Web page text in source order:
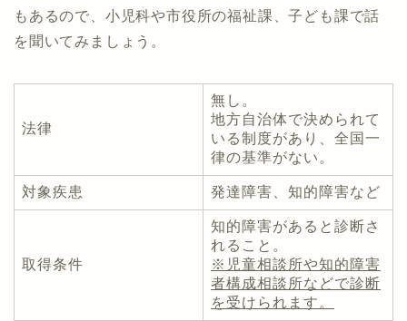
もあるので、小児科や市役所の福祉課、子ども課で話
を聞いてみましょう。
法律
無し。
地方自治体で決められて
いる制度があり、全国一
律の基準がない。
対象疾患 発達障害、知的障害など
取得条件
知的障害があると診断さ
れること。
※児童相談所や知的障害
者構成相談所などで診断
を受けられます。